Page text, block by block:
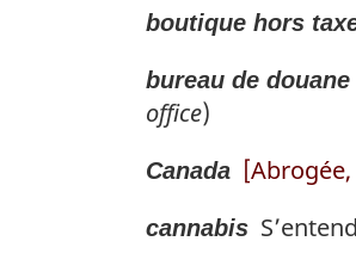
boutique hors
bureau de douane
office)
Canada
cannabis